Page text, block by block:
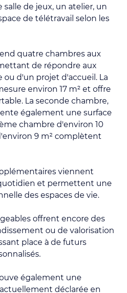
salle de jeux, un atelier, un
de télétravail selon les
quatre chambres aux
de répondre aux
ou d'un projet d'accueil. La
environ 17 m² et offre
La seconde chambre,
également une surface
chambre d'environ 10
9 m² complètent
viennent
et permettent une
des espaces de vie.
offrent encore des
ou de valorisation
place à de futurs
également une
déclarée en